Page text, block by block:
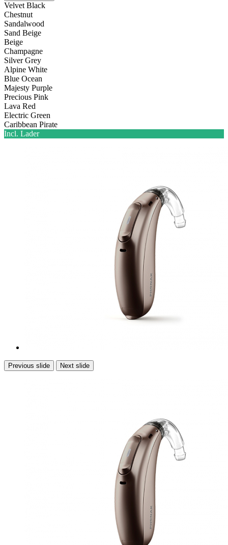
Velvet Black
Chestnut
Sandalwood
Sand Beige
Beige
Champagne
Silver Grey
Alpine White
Blue Ocean
Majesty Purple
Precious Pink
Lava Red
Electric Green
Caribbean Pirate
Incl. Lader
Previous slide Next slide